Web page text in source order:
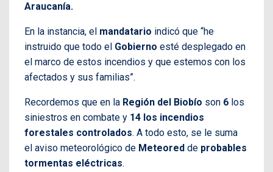
Araucanía.
En la instancia, el mandatario indicó que “he
instruido que todo el Gobierno esté desplegado en
el marco de estos incendios y que estemos con los
afectados y sus familias”.
Recordemos que en la Región del Biobío son 6 los
siniestros en combate y 14 los incendios
forestales controlados. A todo esto, se le suma
el aviso meteorológico de Meteored de probables
tormentas eléctricas.